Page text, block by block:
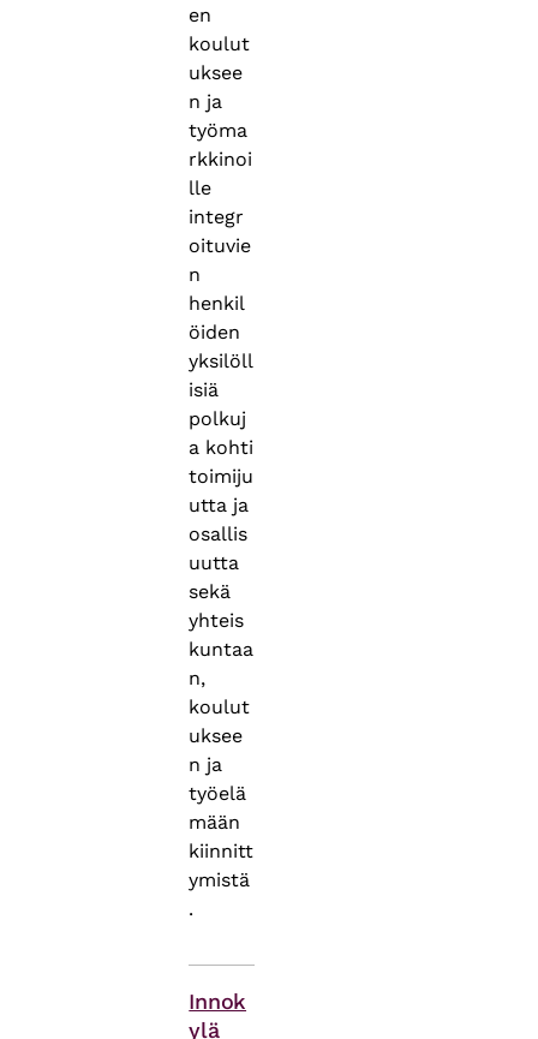
en
koulut
uksee
n ja
työma
rkkinoi
lle
integr
oituvie
n
henkil
öiden
yksilöll
isiä
polkuj
a kohti
toimiju
utta ja
osallis
uutta
sekä
yhteis
kuntaa
n,
koulut
uksee
n ja
työelä
mään
kiinnitt
ymistä
.
Innok
ylä